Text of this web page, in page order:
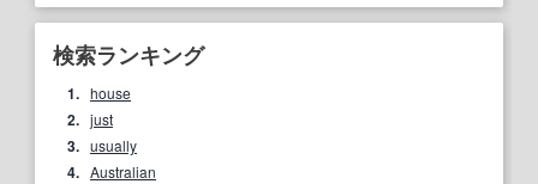
検索ランキング
1. house
2. just
3. usually
4. Australian